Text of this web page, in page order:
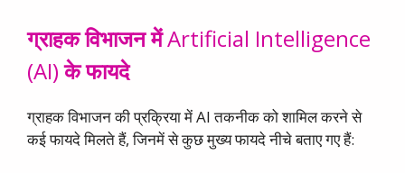
ग्राहकविभाजनमेंArtificial Intelligence
(AI)केफायदे
ग्राहक विभाजन की प्रक्रिया में AI तकनीक को शामिल करने से
कई फायदे मिलते हैं, जिनमें से कुछ मुख्य फायदे नीचे बताए गए हैं: